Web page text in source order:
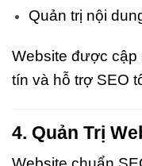
Quản trị nội
Website được cập
tín và hỗ trợ SEO
4. Quản Trị